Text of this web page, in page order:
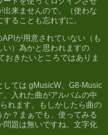
来ませんので。（使わな
ることも忘れずに。
が用意されていない（も
い）為かと思われますの
おきたいところではありま
ては gMusicW、G8-Music
入れた曲がアルバムの中
れます。もしかしたら曲の
？まぁでも、使ってみる
問題は無いですね。文字化